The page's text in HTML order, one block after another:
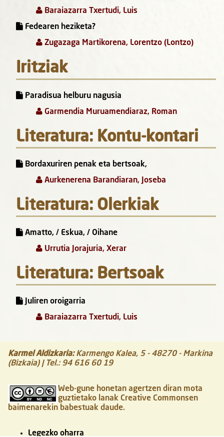
Baraiazarra Txertudi, Luis
Fedearen heziketa?
Zugazaga Martikorena, Lorentzo (Lontzo)
Iritziak
Paradisua helburu nagusia
Garmendia Muruamendiaraz, Roman
Literatura: Kontu-kontari
Bordaxuriren penak eta bertsoak,
Aurkenerena Barandiaran, Joseba
Literatura: Olerkiak
Amatto, / Eskua, / Oihane
Urrutia Jorajuria, Xerar
Literatura: Bertsoak
Juliren oroigarria
Baraiazarra Txertudi, Luis
Karmel Aldizkaria: Karmengo Kalea, 5 - 48270- Markina
(Bizkaia)| Tel.: 94 616 60 19
Web-gune honetan agertzen diran mota
guztietako lanak Creative Commonsen
baimenarekin babestuak daude.
Legezko oharra